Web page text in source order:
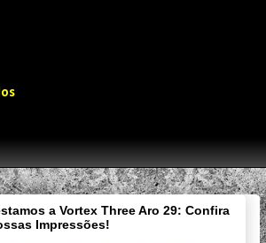
a Vortex Three Aro 29: Confira
Impressões!